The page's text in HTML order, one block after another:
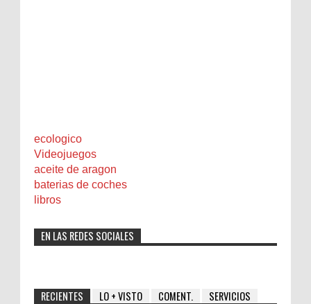
ecologico
Videojuegos
aceite de aragon
baterias de coches
libros
EN LAS REDES SOCIALES
RECIENTES LO + VISTO COMENT. SERVICIOS